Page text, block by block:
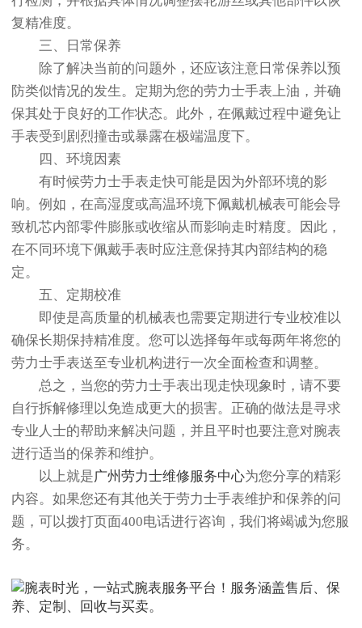
复精准度。
三、日常保养
除了解决当前的问题外，还应该注意日常保养以预
防类似情况的发生。定期为您的劳力士手表上油，并确
保其处于良好的工作状态。此外，在佩戴过程中避免让
手表受到剧烈撞击或暴露在极端温度下。
四、环境因素
有时候劳力士手表走快可能是因为外部环境的影
响。例如，在高湿度或高温环境下佩戴机械表可能会导
致机芯内部零件膨胀或收缩从而影响走时精度。因此，
在不同环境下佩戴手表时应注意保持其内部结构的稳
定。
五、定期校准
即使是高质量的机械表也需要定期进行专业校准以
确保长期保持精准度。您可以选择每年或每两年将您的
劳力士手表送至专业机构进行一次全面检查和调整。
总之，当您的劳力士手表出现走快现象时，请不要
自行拆解修理以免造成更大的损害。正确的做法是寻求
专业人士的帮助来解决问题，并且平时也要注意对腕表
进行适当的保养和维护。
以上就是广州劳力士维修服务中心为您分享的精彩
内容。如果您还有其他关于劳力士手表维护和保养的问
题，可以拨打页面400电话进行咨询，我们将竭诚为您服
务。